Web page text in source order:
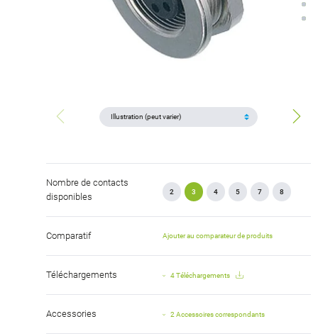
Nombre de contacts
disponibles
2 3 4 5 7 8
Comparatif Ajouter au comparateur de produits
Téléchargements 4 Téléchargements
Accessories 2 Accessoires correspondants